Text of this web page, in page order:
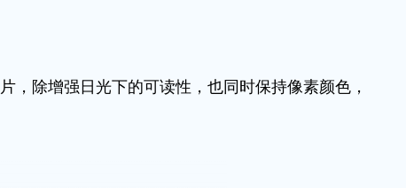
除增强日光下的可读性，也同时保持像素颜色，